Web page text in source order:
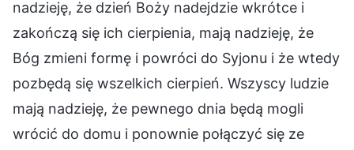
nadzieję, że dzień Boży nadejdzie wkrótce i
zakończą się ich cierpienia, mają nadzieję, że
Bóg zmieni formę i powróci do Syjonu i że wtedy
pozbędą się wszelkich cierpień. Wszyscy ludzie
mają nadzieję, że pewnego dnia będą mogli
wrócić do domu i ponownie połączyć się ze